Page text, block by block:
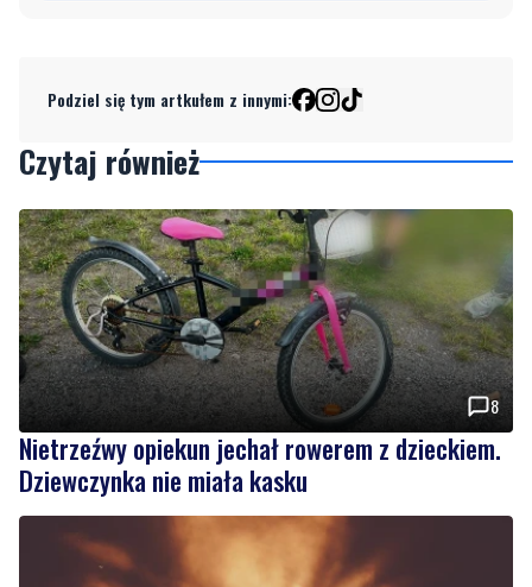
8
Nietrzeźwy opiekun jechał rowerem z dzieckiem.
Dziewczynka nie miała kasku